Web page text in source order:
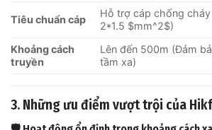
Tiêu chuẩn cáp
Hỗ trợ cáp chống cháy
2*1.5 $mm^2$)
Khoảng cách
truyền
Lên đến 500m (Đảm
tầm xa)
3. Những ưu điểm vượt trội của